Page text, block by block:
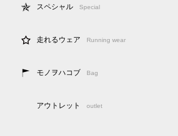
スペシャル Special
走れるウェア Running wear
モノヲハコブ Bag
アウトレット outlet